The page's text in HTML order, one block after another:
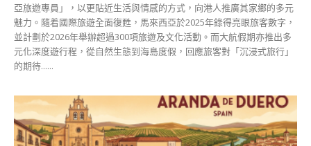
亞旅遊專員」，以更貼近生活與情感的方式，向港人推廣其家鄉的多元
魅力。隨着國際旅遊全面復甦，馬來西亞於2025年錄得亮眼旅客數字，
並計劃於2026年舉辦超過300項旅遊及文化活動。而大航假期亦推出多
元化深度遊行程，從自然生態到海島度假，回應旅客對「沉浸式旅行」
的期待......